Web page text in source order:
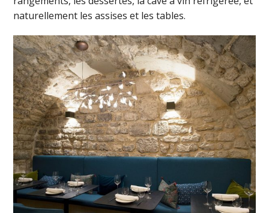
naturellement les assises et les tables.